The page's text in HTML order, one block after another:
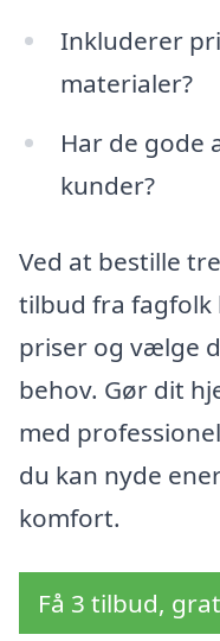
Inkluderer
materialer?
Har de gode
kunder?
Ved at bestille
tilbud fra fagfolk
priser og vælge
behov. Gør dit
med
du kan nyde
komfort.
Få 3 tilbud,